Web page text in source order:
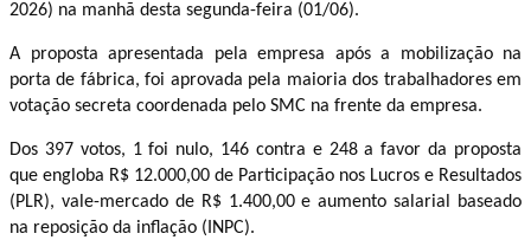
2026) na manhã desta segunda-feira (01/06).
A proposta apresentada pela empresa após a mobilização na
porta de fábrica, foi aprovada pela maioria dos trabalhadores em
votação secreta coordenada pelo SMC na frente da empresa.
Dos 397 votos, 1 foi nulo, 146 contra e 248 a favor da proposta
que engloba R$ 12.000,00 de Participação nos Lucros e Resultados
(PLR), vale-mercado de R$ 1.400,00 e aumento salarial baseado
na reposição da inflação (INPC).